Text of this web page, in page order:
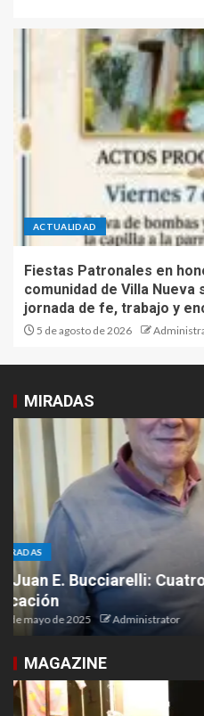
ACTUALIDAD
Fiestas Patronales en
comunidad de Villa Nueva
jornada de fe, trabajo y
5 de agosto de 2026
MIRADAS
MIRADAS
Malvinas en el corazón:
Termas al Aconcagua
3 de abril de 2025 Administrator
MAGAZINE